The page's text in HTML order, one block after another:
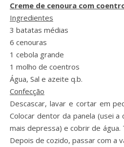
Creme de cenoura com
Ingredientes
3 batatas médias
6 cenouras
1 cebola grande
1 molho de coentros
Água, Sal e azeite q.b.
Confecção
Descascar, lavar e cortar em
Colocar dentor da panela (usei
mais depressa) e cobrir de
Depois de cozido, passar com a